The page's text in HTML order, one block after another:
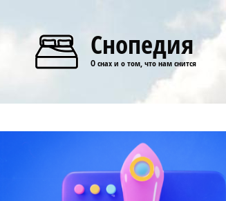
Снопедия
О снах и о том, что нам снится